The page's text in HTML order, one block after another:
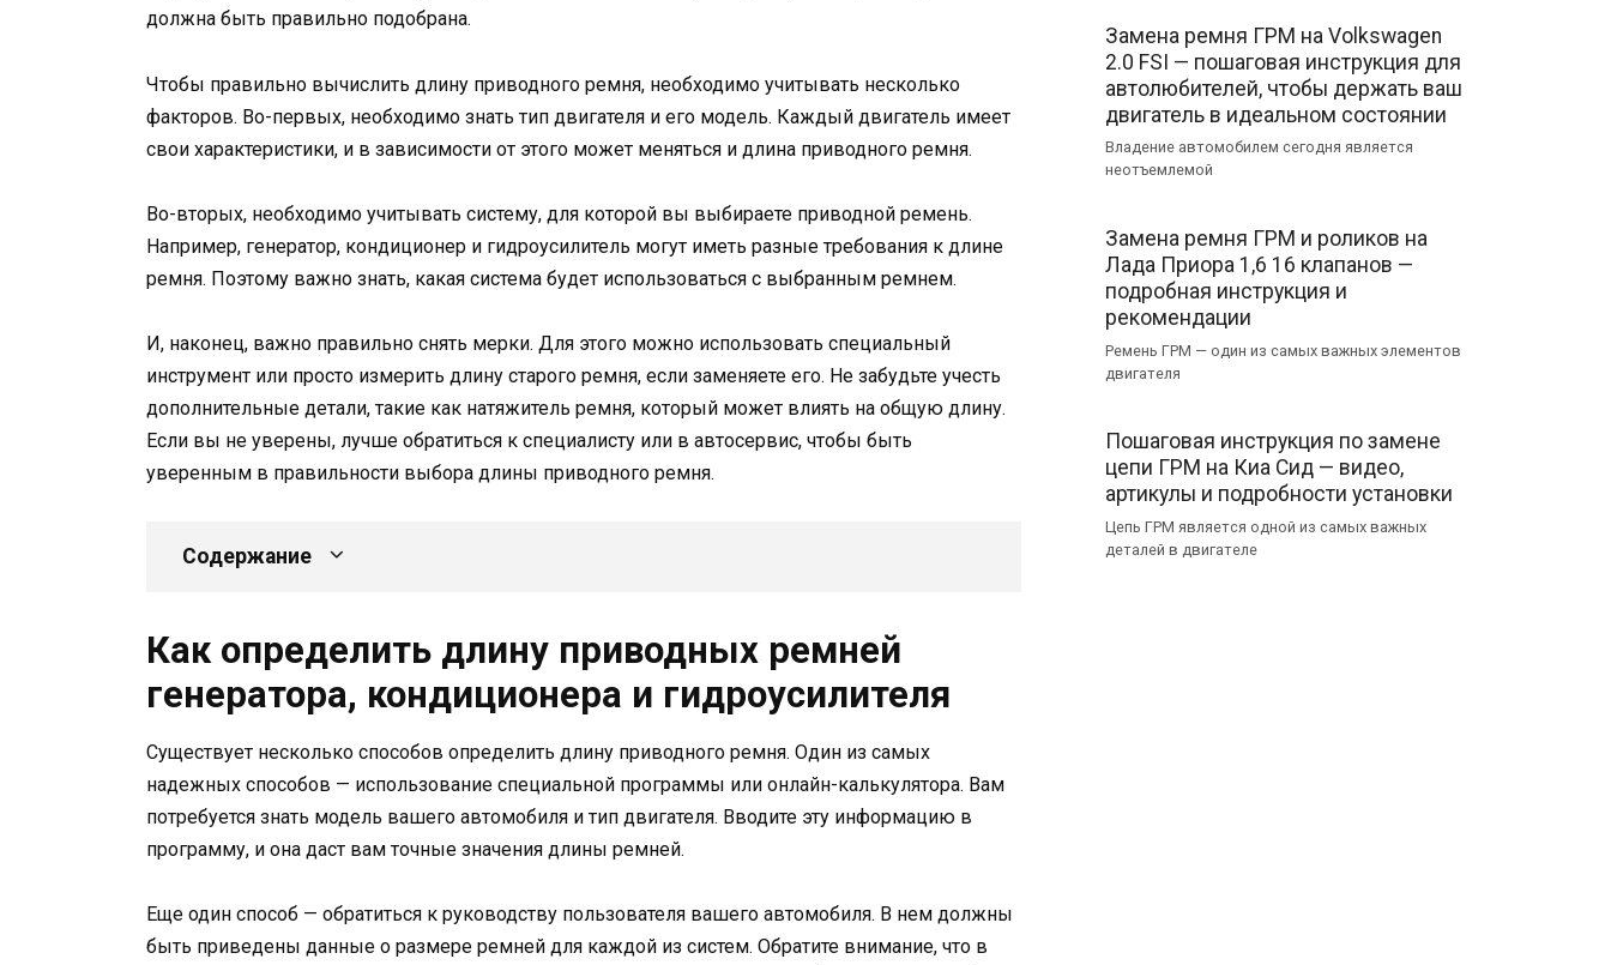
должна быть правильно подобрана.
Чтобы правильно вычислить длину приводного ремня, необходимо учитывать несколько
факторов. Во-первых, необходимо знать тип двигателя и его модель. Каждый двигатель имеет
свои характеристики, и в зависимости от этого может меняться и длина приводного ремня.
Во-вторых, необходимо учитывать систему, для которой вы выбираете приводной ремень.
Например, генератор, кондиционер и гидроусилитель могут иметь разные требования к длине
ремня. Поэтому важно знать, какая система будет использоваться с выбранным ремнем.
И, наконец, важно правильно снять мерки. Для этого можно использовать специальный
инструмент или просто измерить длину старого ремня, если заменяете его. Не забудьте учесть
дополнительные детали, такие как натяжитель ремня, который может влиять на общую длину.
Если вы не уверены, лучше обратиться к специалисту или в автосервис, чтобы быть
уверенным в правильности выбора длины приводного ремня.
Содержание
Как определить длину приводных ремней
генератора, кондиционера и гидроусилителя
Существует несколько способов определить длину приводного ремня. Один из самых
надежных способов — использование специальной программы или онлайн-калькулятора. Вам
потребуется знать модель вашего автомобиля и тип двигателя. Вводите эту информацию в
программу, и она даст вам точные значения длины ремней.
Еще один способ — обратиться к руководству пользователя вашего автомобиля. В нем должны
быть приведены данные о размере ремней для каждой из систем. Обратите внимание, что в
Замена ремня ГРМ на Volkswagen
2.0 FSI — пошаговая инструкция для
автолюбителей, чтобы держать ваш
двигатель в идеальном состоянии
Владение автомобилем сегодня является
неотъемлемой
Замена ремня ГРМ и роликов на
Лада Приора 1,6 16 клапанов —
подробная инструкция и
рекомендации
Ремень ГРМ — один из самых важных элементов
двигателя
Пошаговая инструкция по замене
цепи ГРМ на Киа Сид — видео,
артикулы и подробности установки
Цепь ГРМ является одной из самых важных
деталей в двигателе